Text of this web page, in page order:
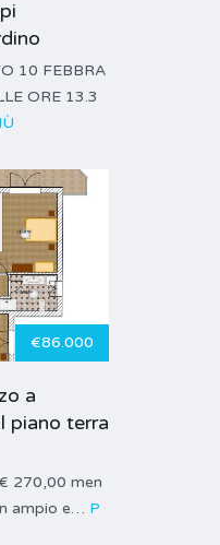
10 FEBBRA
ORE 13.3
€86.000
a
piano terra
270,00 men
ampio e… P